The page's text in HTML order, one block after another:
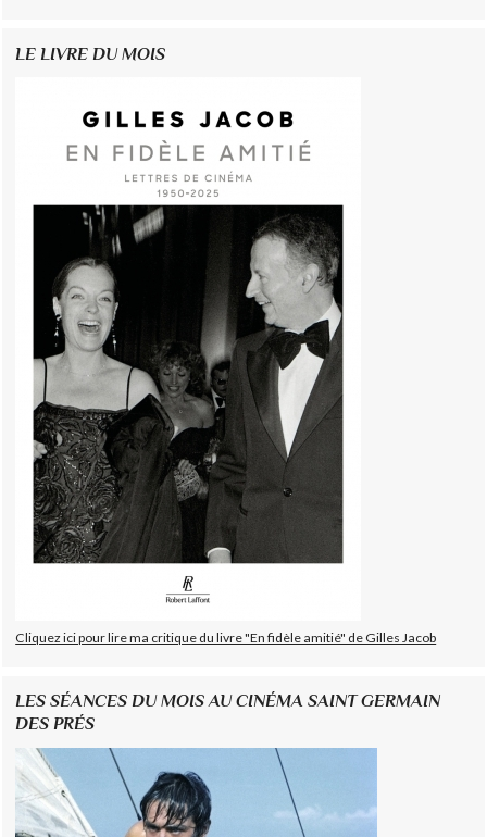
LE LIVRE DU MOIS
Cliquez ici pour lire ma critique du livre "En fidèle amitié" de Gilles Jacob
LES SÉANCES DU MOIS AU CINÉMA SAINT GERMAIN
DES PRÉS